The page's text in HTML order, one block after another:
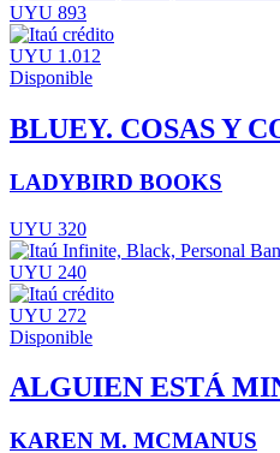
UYU 893
UYU 1.012
Disponible
BLUEY. COSAS Y
LADYBIRD BOOKS
UYU 320
UYU 240
UYU 272
Disponible
ALGUIEN ESTÁ
KAREN M. MCMANUS